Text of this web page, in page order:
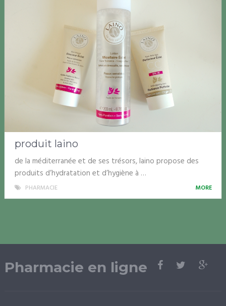
produit laino
de la méditerranée et de ses trésors, laino propose des
produits d’hydratation et d’hygiène à …
PHARMACIE MORE
Pharmacie en ligne